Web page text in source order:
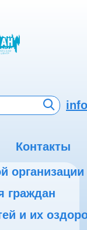
Контакты
организации
граждан
и их